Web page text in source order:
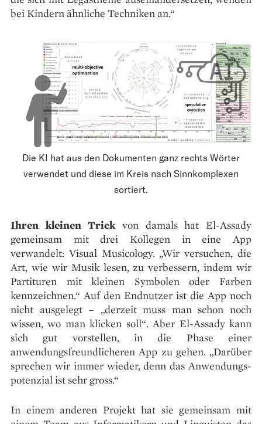
bei Kindern ähn­liche Techniken an.“
Die KI hat aus den Dokumenten ganz rechts Wörter
verwendet und diese im Kreis nach Sinnkomplexen
sortiert.
Ihren kleinen Trickvon damals hat El-Assady
gemeinsam mit drei Kollegen in eine App
verwandelt: Visual Musicology. „Wir versuchen, die
Art, wie wir Musik lesen, zu verbessern, indem wir
Partituren mit kleinen Symbolen oder Farben
kennzeichnen.“ Auf den Endnutzer ist die App noch
nicht ausgelegt – „derzeit muss man schon noch
wissen, wo man klicken soll“. Aber El-Assady kann
sich gut vorstellen, in die Phase einer
anwendungsfreundlicheren App zu gehen. „Darüber
sprechen wir immer wieder, denn das Anwendungs­
potenzial ist sehr gross.“
In einem anderen Projekt hat sie gemeinsam mit